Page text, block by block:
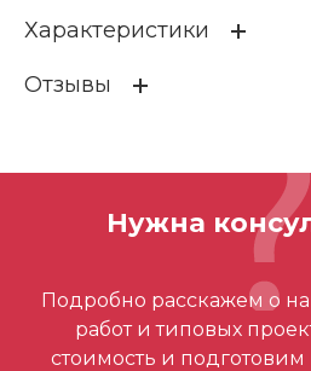
Характеристики
Код EAN
Отзывы
Отзывов ещё нет –
первым
Нужна
Подробно расскажем о
работ и типовых
стоимость и